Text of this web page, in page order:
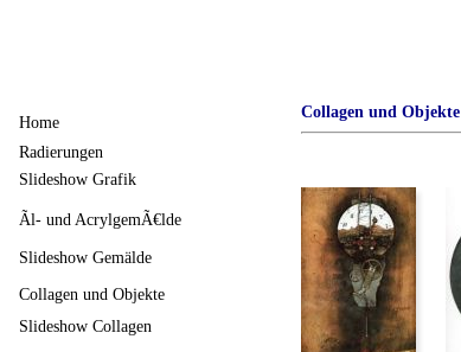
Collagen und Objekte
Home
Radierungen
Slideshow Grafik
Ãl- und AcrylgemÃ€lde
Slideshow Gemälde
Collagen und Objekte
Slideshow Collagen